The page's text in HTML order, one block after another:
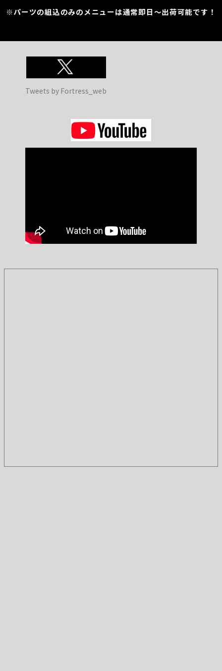
※パーツの組込のみのメニューは通常即日～出荷可能です！
Tweets by Fortress_web